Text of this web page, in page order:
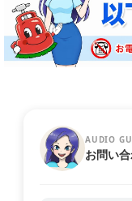
AUDIO
お問い